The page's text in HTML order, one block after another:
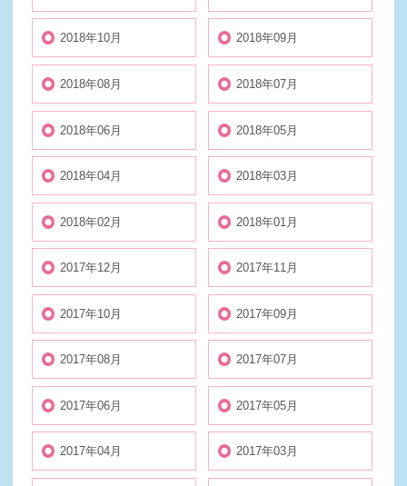
2018年10月 2018年09月
2018年08月 2018年07月
2018年06月 2018年05月
2018年04月 2018年03月
2018年02月 2018年01月
2017年12月 2017年11月
2017年10月 2017年09月
2017年08月 2017年07月
2017年06月 2017年05月
2017年04月 2017年03月